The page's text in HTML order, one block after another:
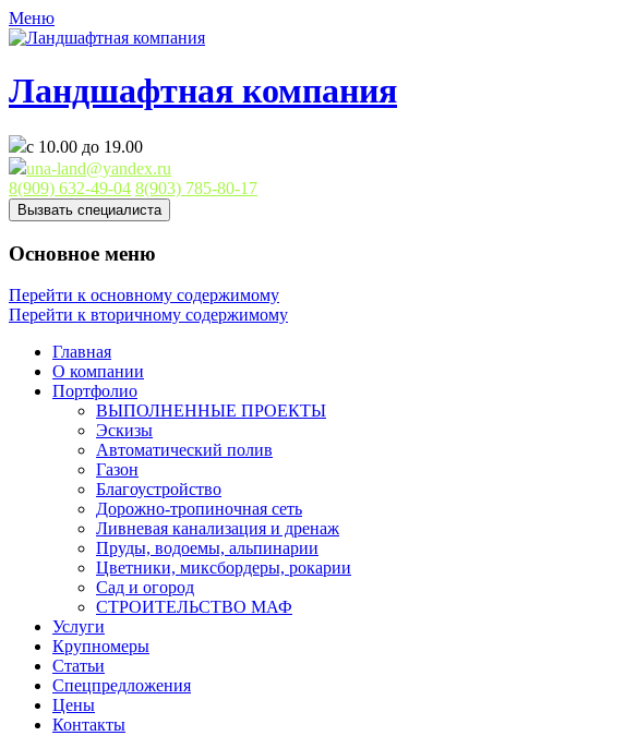
Меню
Ландшафтная компания
с 10.00 до 19.00
una-land@yandex.ru
8(909) 632-49-04 8(903) 785-80-17
Вызвать специалиста
Основное меню
Перейти к основному содержимому
Перейти к вторичному содержимому
Главная
О компании
Портфолио
ВЫПОЛНЕННЫЕ ПРОЕКТЫ
Эскизы
Автоматический полив
Газон
Благоустройство
Дорожно-тропиночная сеть
Ливневая канализация и дренаж
Пруды, водоемы, альпинарии
Цветники, миксбордеры, рокарии
Сад и огород
СТРОИТЕЛЬСТВО МАФ
Услуги
Крупномеры
Статьи
Спецпредложения
Цены
Контакты